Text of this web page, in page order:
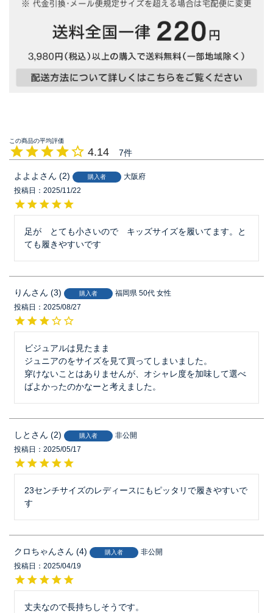
4.14 7
よよよ 2 購入者
大阪府
投稿日
2025/11/22
足が　とても小さいので　キッズサイズを履いてます。と
ても履きやすいです
りん 3 購入者 福岡県 50代 女性
投稿日
2025/08/27
ビジュアルは見たまま
ジュニアのをサイズを見て買ってしまいました。
穿けないことはありませんが、オシャレ度を加味して選べ
ばよかったのかなーと考えました。
しと 2 購入者
非公開
投稿日
2025/05/17
23センチサイズのレディースにもピッタリで履きやすいで
す
クロちゃん 4 購入者
非公開
投稿日
2025/04/19
丈夫なので長持ちしそうです。